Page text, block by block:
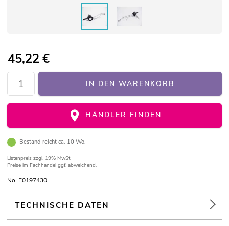
45,22 €
IN DEN WARENKORB
HÄNDLER FINDEN
Bestand reicht ca. 10 Wo.
Listenpreis zzgl. 19% MwSt.
Preise im Fachhandel ggf. abweichend.
No. E0197430
TECHNISCHE DATEN